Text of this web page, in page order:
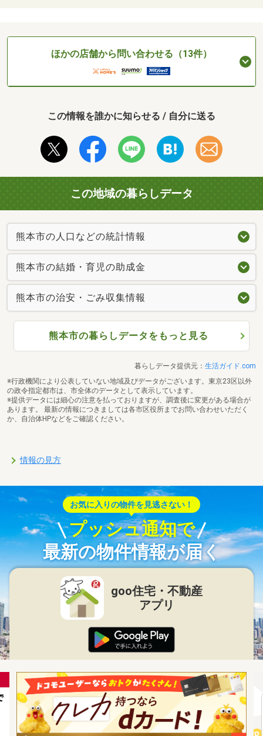
ほかの店舗から問い合わせる（13件）
この情報を誰かに知らせる / 自分に送る
この地域の暮らしデータ
熊本市の人口などの統計情報
熊本市の結婚・育児の助成金
熊本市の治安・ごみ収集情報
熊本市の暮らしデータをもっと見る
暮らしデータ提供元： 生活ガイド.com
※行政機関により公表していない地域及びデータがございます。東京23区以外
の政令指定都市は、市全体のデータとして表示しています。
※提供データには細心の注意を払っておりますが、調査後に変更がある場合が
あります。 最新の情報につきましては各市区役所までお問い合わせいただく
か、自治体HPなどをご確認ください。
情報の見方
お気に入りの物件を見逃さない！
プッシュ通知で
最新の物件情報が届く
goo住宅・不動産
アプリ